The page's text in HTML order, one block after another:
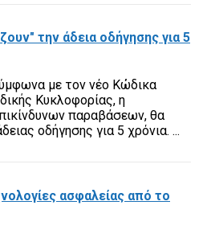
την άδεια οδήγησης για 5
με τον νέο Κώδικα
Κυκλοφορίας, η
παραβάσεων, θα
οδήγησης για 5 χρόνια. ...
ασφαλείας από το